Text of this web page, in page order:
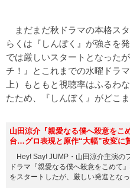
まだまだ秋ドラマの本格ス
らくは『しんぼく』が強さを
では厳しいスタートとなった
チ！』とこれまでの水曜ドラ
上）もともと視聴率はふるわ
たため、『しんぼく』がどこ
山田涼介『親愛なる僕へ殺意をこ
台…グロ表現と原作“大幅”改変に
Hey! Say! JUMP・山田涼介主演の
ドラマ『親愛なる僕へ殺意をこめて
をスタートしたが、厳しい発進となっ